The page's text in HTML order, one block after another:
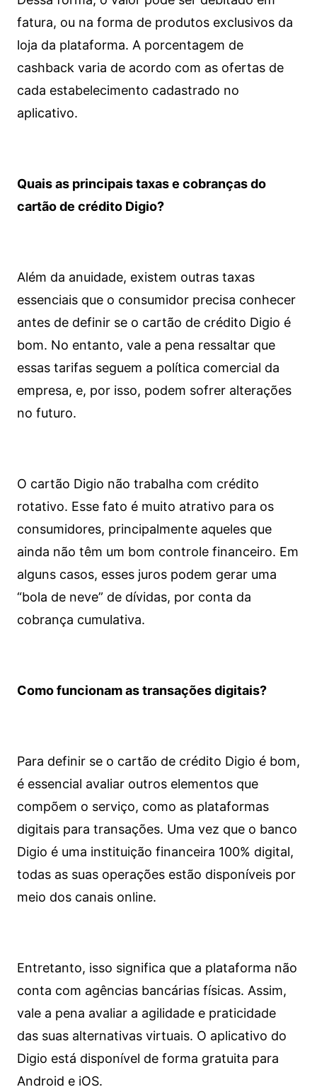
fatura, ou na forma de produtos exclusivos da
loja da plataforma. A porcentagem de
cashback varia de acordo com as ofertas de
cada estabelecimento cadastrado no
aplicativo.
Quais as principais taxas e cobranças do
cartão de crédito Digio?
Além da anuidade, existem outras taxas
essenciais que o consumidor precisa conhecer
antes de definir se o cartão de crédito Digio é
bom. No entanto, vale a pena ressaltar que
essas tarifas seguem a política comercial da
empresa, e, por isso, podem sofrer alterações
no futuro.
O cartão Digio não trabalha com crédito
rotativo. Esse fato é muito atrativo para os
consumidores, principalmente aqueles que
ainda não têm um bom controle financeiro. Em
alguns casos, esses juros podem gerar uma
“bola de neve” de dívidas, por conta da
cobrança cumulativa.
Como funcionam as transações digitais?
Para definir se o cartão de crédito Digio é bom,
é essencial avaliar outros elementos que
compõem o serviço, como as plataformas
digitais para transações. Uma vez que o banco
Digio é uma instituição financeira 100% digital,
todas as suas operações estão disponíveis por
meio dos canais online.
Entretanto, isso significa que a plataforma não
conta com agências bancárias físicas. Assim,
vale a pena avaliar a agilidade e praticidade
das suas alternativas virtuais. O aplicativo do
Digio está disponível de forma gratuita para
Android e iOS.